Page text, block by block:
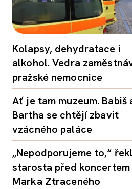
Kolapsy, dehydratace i
alkohol. Vedra
pražské nemocnice
Ať je tam muzeum. Babiš
Bartha se chtějí zbavit
vzácného paláce
„Nepodporujeme to,“ řekl
starosta před koncertem
Marka Ztraceného